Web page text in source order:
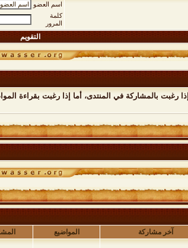
اسم العضو
كلمة
المرور
التقويم
إذا رغبت بالمشاركة في المنتدى، أما إذا رغبت بقراءة
آخر مشاركة المواضيع